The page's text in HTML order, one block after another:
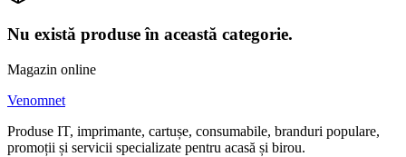
Nu există produse în această categorie.
Magazin online
Venomnet
Produse IT, imprimante, cartușe, consumabile, branduri populare,
promoții și servicii specializate pentru acasă și birou.